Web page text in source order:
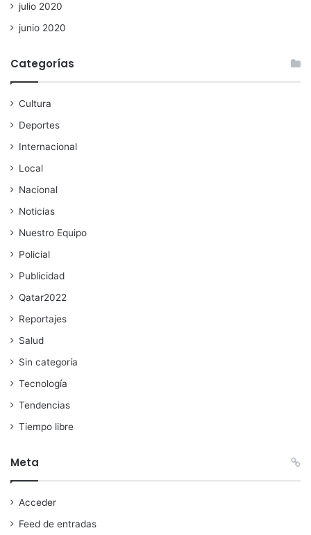
julio 2020
junio 2020
Categorías
Cultura
Deportes
Internacional
Local
Nacional
Noticias
Nuestro Equipo
Policial
Publicidad
Qatar2022
Reportajes
Salud
Sin categoría
Tecnología
Tendencias
Tiempo libre
Meta
Acceder
Feed de entradas